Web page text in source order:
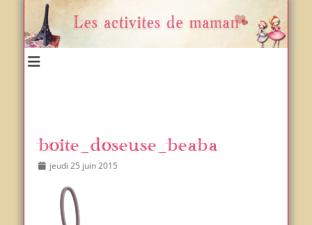
boite_doseuse_beaba
Postedjeudi 25 juin 2015